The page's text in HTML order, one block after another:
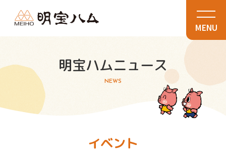
明宝ハムニュース
NEWS
イベント
MENU